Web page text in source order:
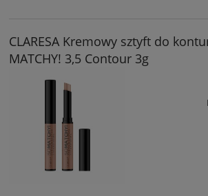
CLARESA Kremowy sztyft do
MATCHY! 3,5 Contour 3g